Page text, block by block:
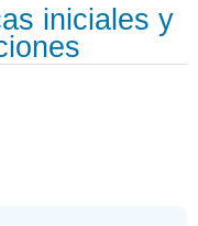
iniciales y